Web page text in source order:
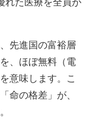
れた医療を全員が
先進国の富裕層
、ほぼ無料（電
意味します。こ
命の格差」が、